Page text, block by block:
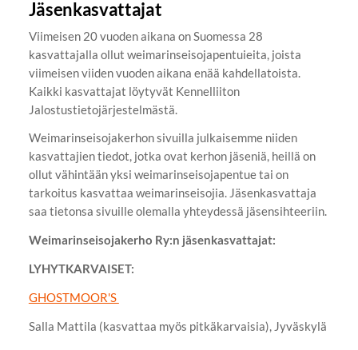
Jäsenkasvattajat
Viimeisen 20 vuoden aikana on Suomessa 28
kasvattajalla ollut weimarinseisojapentuieita, joista
viimeisen viiden vuoden aikana enää kahdellatoista.
Kaikki kasvattajat löytyvät Kennelliiton
Jalostustietojärjestelmästä.
Weimarinseisojakerhon sivuilla julkaisemme niiden
kasvattajien tiedot, jotka ovat kerhon jäseniä, heillä on
ollut vähintään yksi weimarinseisojapentue tai on
tarkoitus kasvattaa weimarinseisojia. Jäsenkasvattaja
saa tietonsa sivuille olemalla yhteydessä jäsensihteeriin.
Weimarinseisojakerho Ry:n jäsenkasvattajat:
LYHYTKARVAISET:
GHOSTMOOR'S
Salla Mattila (kasvattaa myös pitkäkarvaisia), Jyväskylä